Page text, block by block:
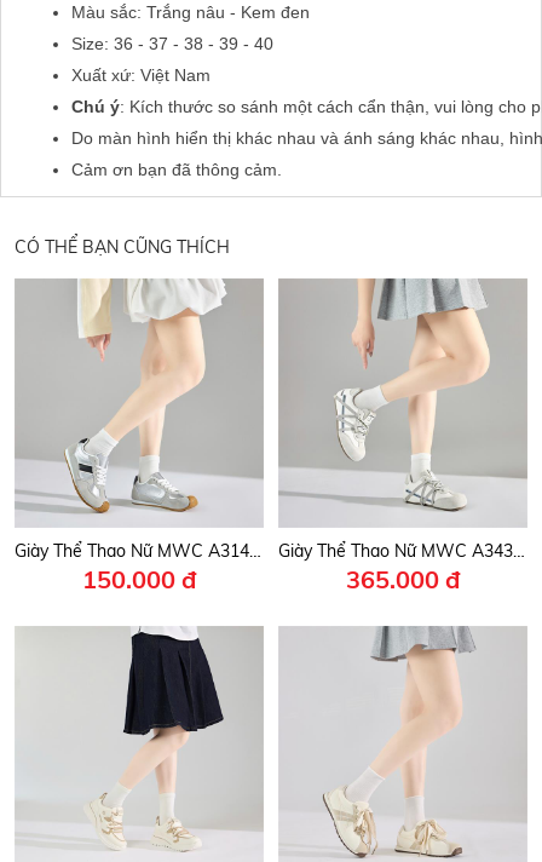
Màu sắc: Trắng nâu - Kem đen
Size: 36 - 37 - 38 - 39 - 40
Xuất xứ: Việt Nam
Chú ý: Kích thước so sánh một cách cẩn thận, vui lòng cho
Do màn hình hiển thị khác nhau và ánh sáng khác nhau,
Cảm ơn bạn đã thông cảm.
CÓ THỂ BẠN CŨNG THÍCH
Giày Thể Thao Nữ MWC A314 - Giày Sneaker Nữ Cổ Thấp, Da PU Mịn, Nhẹ Nhàng, Nữ Tính, Thanh Lịch, Trẻ Trung, Năng Động.
150.000 đ
Giày Thể Thao Nữ MWC A343 - Giày Thể Thao Nữ Họa Tiết Vải Dệt Đan Chéo Năng Động, Cá Tính, Trẻ Trung, Thời Trang.
365.000 đ